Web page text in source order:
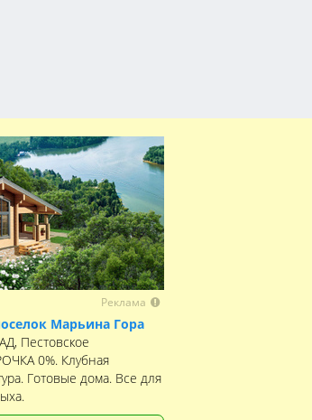
Реклама
Марьина Гора
Пестовское
0%. Клубная
Готовые дома. Все для